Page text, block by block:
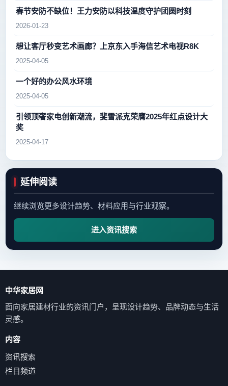
春节安防不缺位！王力安防以科技温度守护团圆时刻
2026-01-23
想让客厅秒变艺术画廊？上京东入手海信艺术电视R8K
2025-04-05
一个好的办公风水环境
2025-04-05
引领顶奢家电创新潮流，斐雪派克荣膺2025年红点设计大
奖
2025-04-17
延伸阅读
继续浏览更多设计趋势、材料应用与行业观察。
进入资讯搜索
中华家居网
面向家居建材行业的资讯门户，呈现设计趋势、品牌动态与生活
灵感。
内容
资讯搜索
栏目频道